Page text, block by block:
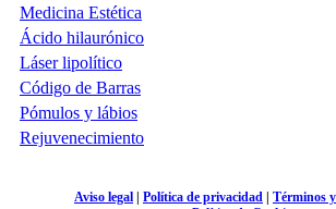
Medicina Estética
Ácido hilaurónico
Láser lipolítico
Código de Barras
Pómulos y lábios
Rejuvenecimiento
Aviso legal | Política de privacidad | Términos